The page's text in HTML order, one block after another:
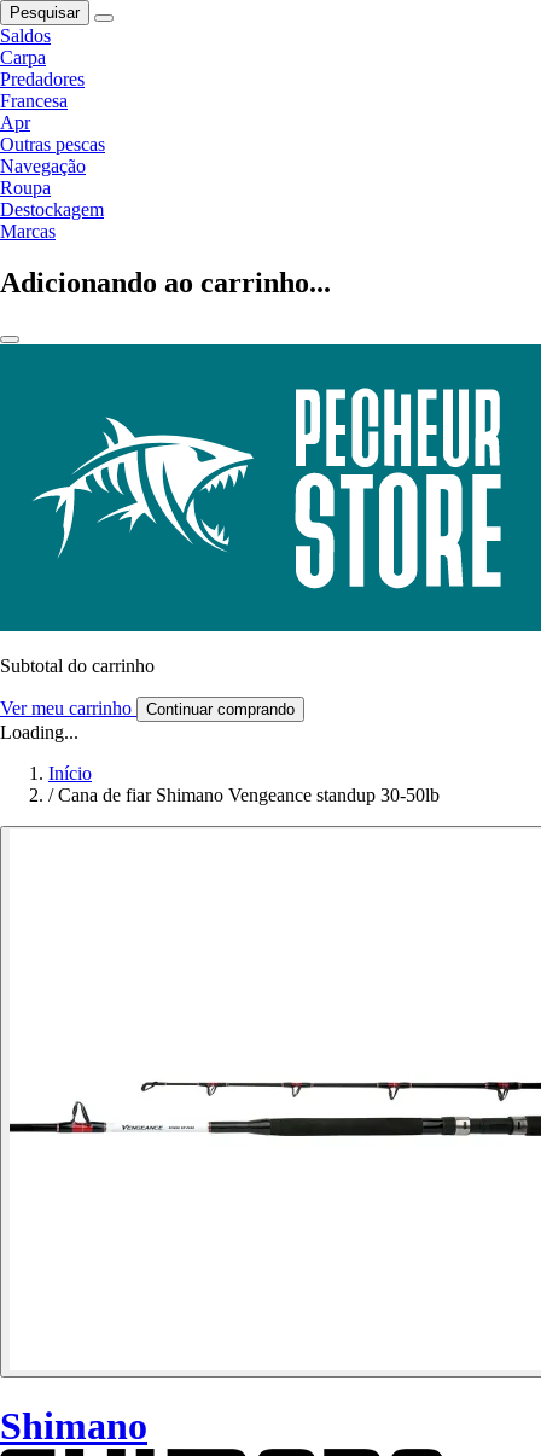
Pesquisar
Saldos
Carpa
Predadores
Francesa
Apr
Outras pescas
Navegação
Roupa
Destockagem
Marcas
Adicionando ao carrinho...
Subtotal do carrinho
Ver meu carrinho Continuar comprando
Loading...
Início
/ Cana de fiar Shimano Vengeance standup 30-50lb
Shimano